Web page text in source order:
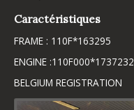
Caractéristiques
FRAME : 110F*163295
ENGINE :110F000*1737232
BELGIUM REGISTRATION